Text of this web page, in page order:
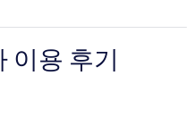
이용 후기